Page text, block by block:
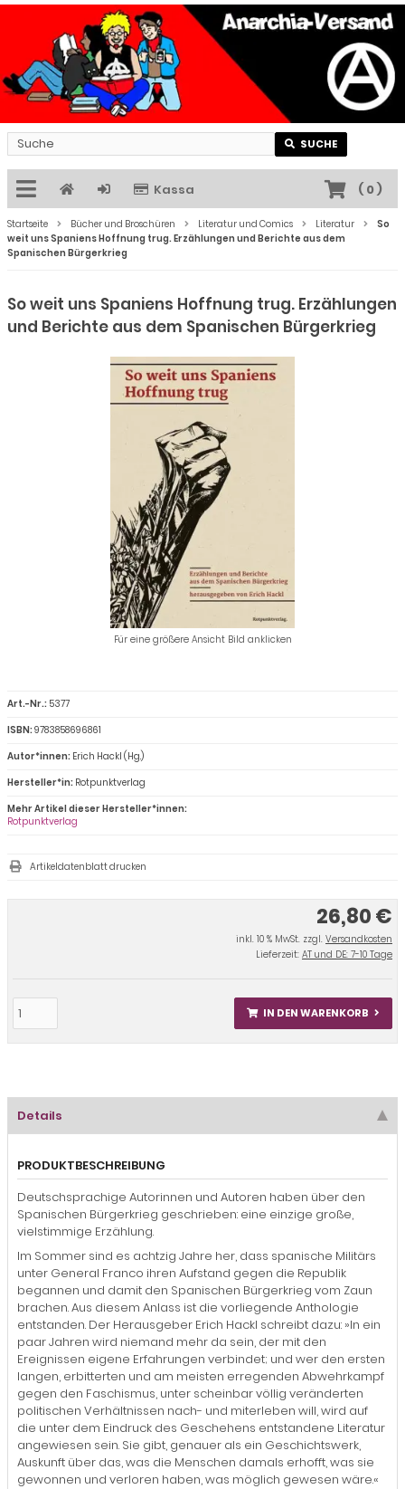
SUCHE
Kassa ( 0)
Startseite Bücher und Broschüren Literatur und Comics Literatur
So
weit uns Spaniens Hoffnung trug. Erzählungen und Berichte aus dem
Spanischen Bürgerkrieg
So weit uns Spaniens Hoffnung trug. Erzählungen
und Berichte aus dem Spanischen Bürgerkrieg
Für eine größere Ansicht Bild anklicken
26,80 €
inkl. 10 % MwSt. zzgl. Versandkosten
Lieferzeit: AT und DE: 7-10 Tage
IN DEN WARENKORB
Art.-Nr.: 5377
ISBN:9783858696861
Autor*innen: Erich Hackl (Hg.)
Hersteller*in: Rotpunktverlag
Mehr Artikel dieser Hersteller*innen:
Rotpunktverlag
Artikeldatenblatt drucken
Details
PRODUKTBESCHREIBUNG
Deutschsprachige Autorinnen und Autoren haben über den
Spanischen Bürgerkrieg geschrieben: eine einzige große,
vielstimmige Erzählung.
Im Sommer sind es achtzig Jahre her, dass spanische Militärs
unter General Franco ihren Aufstand gegen die Republik
begannen und damit den Spanischen Bürgerkrieg vom Zaun
brachen. Aus diesem Anlass ist die vorliegende Anthologie
entstanden. Der Herausgeber Erich Hackl schreibt dazu: »In ein
paar Jahren wird niemand mehr da sein, der mit den
Ereignissen eigene Erfahrungen verbindet; und wer den ersten
langen, erbitterten und am meisten erregenden Abwehrkampf
gegen den Faschismus, unter scheinbar völlig veränderten
politischen Verhältnissen nach- und miterleben will, wird auf
die unter dem Eindruck des Geschehens entstandene Literatur
angewiesen sein. Sie gibt, genauer als ein Geschichtswerk,
Auskunft über das, was die Menschen damals erhofft, was sie
gewonnen und verloren haben, was möglich gewesen wäre.«